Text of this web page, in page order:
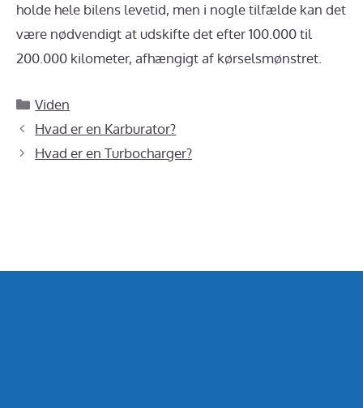
holde hele bilens levetid, men i nogle tilfælde kan det
være nødvendigt at udskifte det efter 100.000 til
200.000 kilometer, afhængigt af kørselsmønstret.
Kategorier
Viden
Hvad er en Karburator?
Hvad er en Turbocharger?